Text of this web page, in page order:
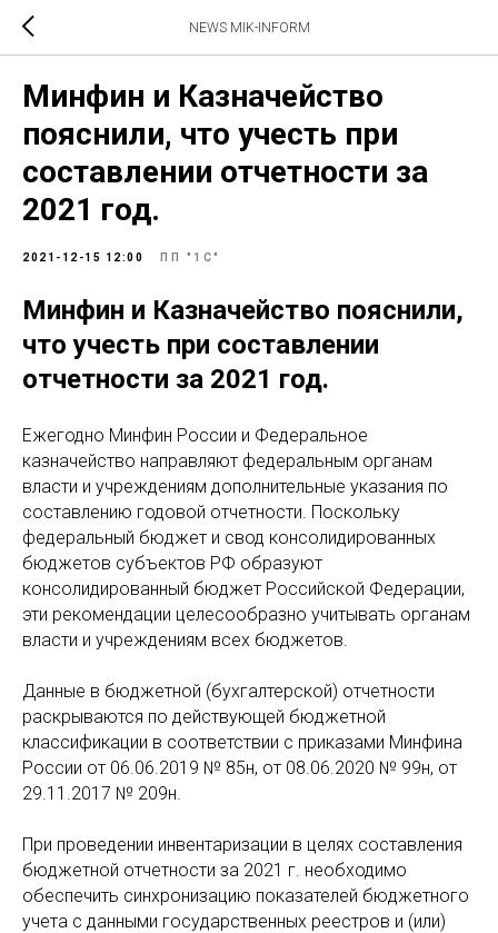
NEWS MIK-INFORM
Минфин и Казначейство
пояснили, что учесть при
составлении отчетности за
2021 год.
2021-12-15 12:00 ПП "1С"
Минфин и Казначейство пояснили,
что учесть при составлении
отчетности за 2021 год.
Ежегодно Минфин России и Федеральное
казначейство направляют федеральным органам
власти и учреждениям дополнительные указания по
составлению годовой отчетности. Поскольку
федеральный бюджет и свод консолидированных
бюджетов субъектов РФ образуют
консолидированный бюджет Российской Федерации,
эти рекомендации целесообразно учитывать органам
власти и учреждениям всех бюджетов.
Данные в бюджетной (бухгалтерской) отчетности
раскрываются по действующей бюджетной
классификации в соответствии с приказами Минфина
России от 06.06.2019 № 85н, от 08.06.2020 № 99н, от
29.11.2017 № 209н.
При проведении инвентаризации в целях составления
бюджетной отчетности за 2021 г. необходимо
обеспечить синхронизацию показателей бюджетного
учета с данными государственных реестров и (или)